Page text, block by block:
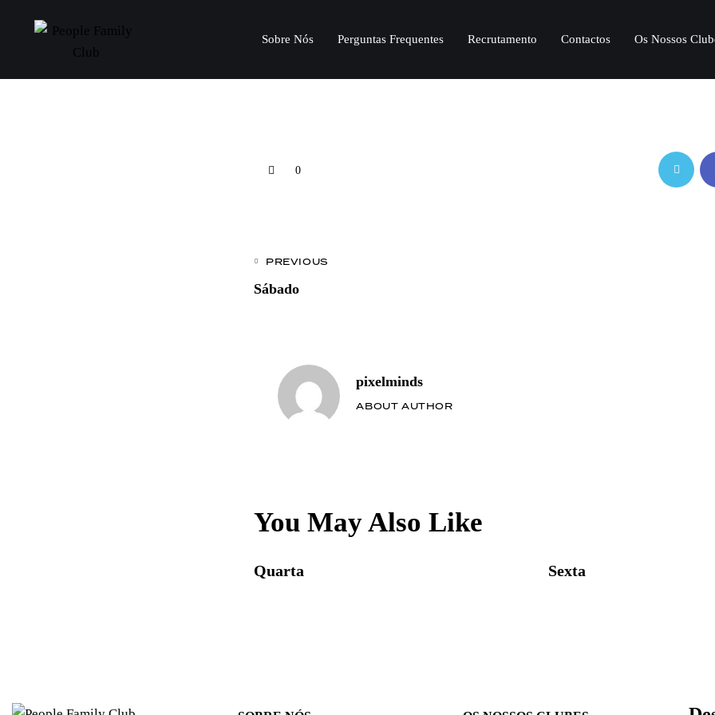
Sobre Nós Perguntas Frequentes Recrutamento Contactos Os Nossos
0
PREVIOUS
Sábado
pixelminds
ABOUT AUTHOR
You May Also Like
Quarta Sexta